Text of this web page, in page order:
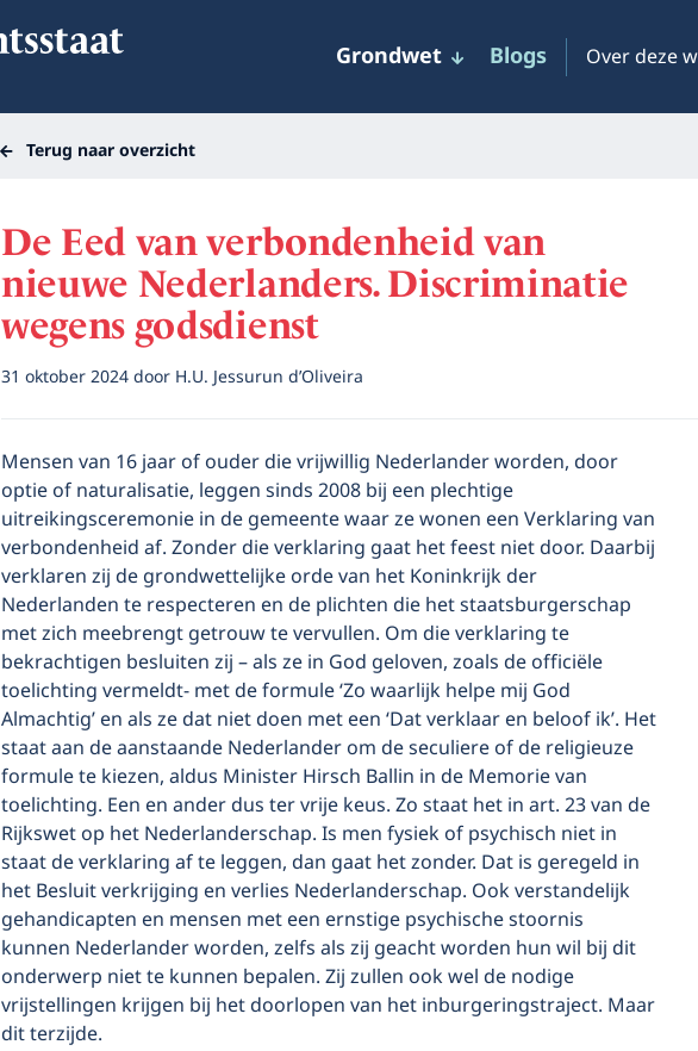
Grondwet Blogs Over deze
Terug naar overzicht
De Eed van verbondenheid van
nieuwe Nederlanders. Discriminatie
wegens godsdienst
31 oktober 2024door H.U. Jessurun d’Oliveira
Mensen van 16 jaar of ouder die vrijwillig Nederlander worden, door
optie of naturalisatie, leggen sinds 2008 bij een plechtige
uitreikingsceremonie in de gemeente waar ze wonen een Verklaring van
verbondenheid af. Zonder die verklaring gaat het feest niet door. Daarbij
verklaren zij de grondwettelijke orde van het Koninkrijk der
Nederlanden te respecteren en de plichten die het staatsburgerschap
met zich meebrengt getrouw te vervullen. Om die verklaring te
bekrachtigen besluiten zij – als ze in God geloven, zoals de officiële
toelichting vermeldt- met de formule ‘Zo waarlijk helpe mij God
Almachtig’ en als ze dat niet doen met een ‘Dat verklaar en beloof ik’. Het
staat aan de aanstaande Nederlander om de seculiere of de religieuze
formule te kiezen, aldus Minister Hirsch Ballin in de Memorie van
toelichting. Een en ander dus ter vrije keus. Zo staat het in art. 23 van de
Rijkswet op het Nederlanderschap. Is men fysiek of psychisch niet in
staat de verklaring af te leggen, dan gaat het zonder. Dat is geregeld in
het Besluit verkrijging en verlies Nederlanderschap. Ook verstandelijk
gehandicapten en mensen met een ernstige psychische stoornis
kunnen Nederlander worden, zelfs als zij geacht worden hun wil bij dit
onderwerp niet te kunnen bepalen. Zij zullen ook wel de nodige
vrijstellingen krijgen bij het doorlopen van het inburgeringstraject. Maar
dit terzijde.